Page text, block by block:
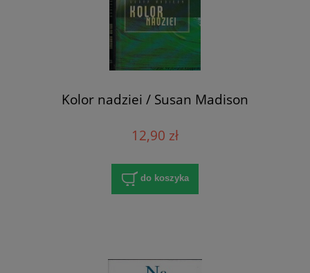
Kolor nadziei / Susan Madison
12,90 zł
do koszyka